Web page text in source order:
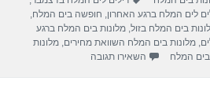
s
A
p
gr
a
m
e
לים המלח ברגע האחרון חופשה בים המלח
בים המלח בזול ,מלונות בים המלח ברגע
,מלונות בים המלח השוואת מחירים ,מלונות
בים המלח השאירו תגובה